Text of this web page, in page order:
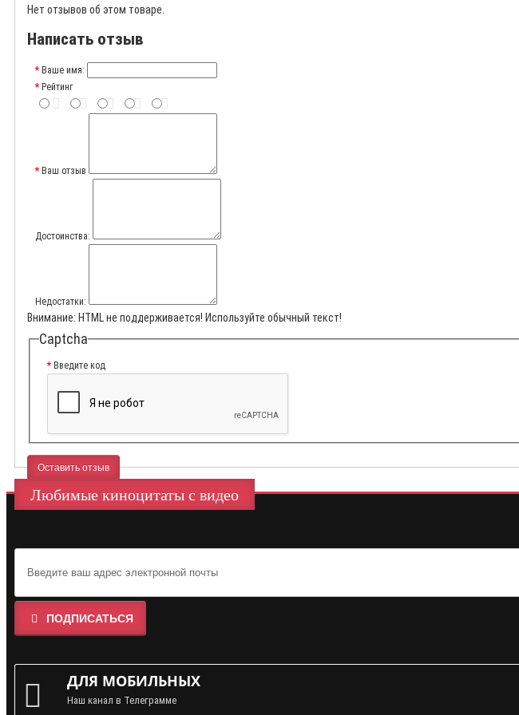
Нет отзывов об этом товаре.
Написать отзыв
Ваше имя:
Рейтинг
Ваш отзыв
Достоинства:
Недостатки:
Внимание: HTML не поддерживается! Используйте обычный текст!
Captcha
Введите код
Оставить отзыв
Любимые киноцитаты с видео
ПОДПИСАТЬСЯ
ДЛЯ МОБИЛЬНЫХ
Наш канал в Телеграмме